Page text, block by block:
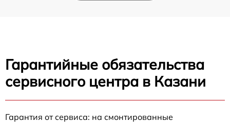
Гарантийные обязательства
сервисного центра в Казани
Гарантия от сервиса: на смонтированные